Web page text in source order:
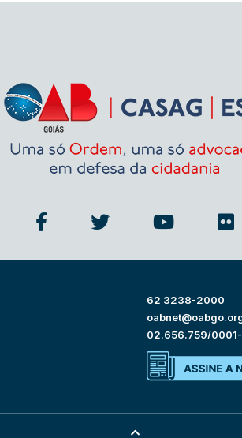
62 3238-2000
02.656.759/